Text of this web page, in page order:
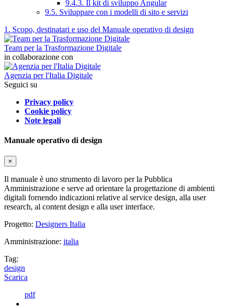
9.4.3. Il kit di sviluppo Angular
9.5. Sviluppare con i modelli di sito e servizi
1. Scopo, destinatari e uso del Manuale operativo di design
Team per la Trasformazione Digitale
in collaborazione con
Agenzia per l'Italia Digitale
Seguici su
Privacy policy
Cookie policy
Note legali
Manuale operativo di design
×
Il manuale è uno strumento di lavoro per la Pubblica
Amministrazione e serve ad orientare la progettazione di ambienti
digitali fornendo indicazioni relative al service design, alla user
research, al content design e alla user interface.
Progetto: Designers Italia
Amministrazione: italia
Tag:
design
Scarica
pdf